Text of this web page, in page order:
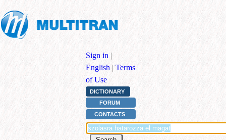
Sign in |
English | Terms
of Use
DICTIONARY
FORUM
CONTACTS